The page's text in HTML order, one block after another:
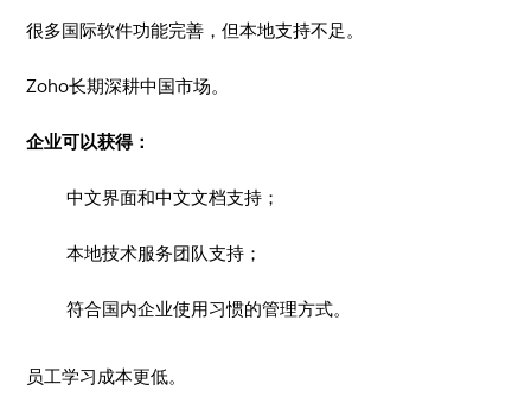
很多国际软件功能完善，但本地支持不足。
Zoho长期深耕中国市场。
企业可以获得：
中文界面和中文文档支持；
本地技术服务团队支持；
符合国内企业使用习惯的管理方式。
员工学习成本更低。